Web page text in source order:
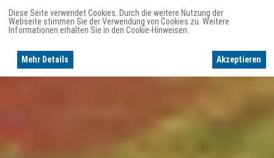
Diese Seite verwendet Cookies. Durch die weitere Nutzung der
Webseite stimmen Sie der Verwendung von Cookies zu. Weitere
Informationen erhalten Sie in den Cookie-Hinweisen.
Mehr Details Akzeptieren